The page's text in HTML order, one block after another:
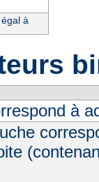
à
à